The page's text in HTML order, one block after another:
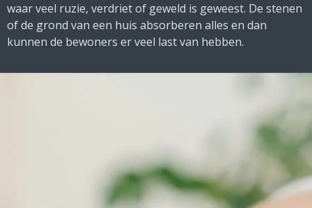
waar veel ruzie, verdriet of geweld is geweest. De stenen
of de grond van een huis absorberen alles en dan
kunnen de bewoners er veel last van hebben.